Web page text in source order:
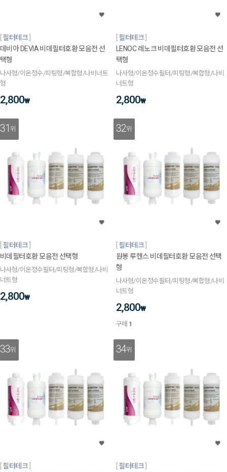
필터테크
데비아 DEVIA 비데필터호환 모음전 선
택형
나사형/이온정수/피팅형/복합형/나비너트
형
2,800₩
필터테크
LENOC 레노크 비데필터호환 모음전 선
택형
나사형/이온정수필터/피팅형/복합형/나비
너트형
2,800₩
31위
필터테크
비데필터호환 모음전 선택형
나사형/이온정수필터/피팅형/복합형/나비
너트형
2,800₩
32위
필터테크
원봉 루헨스 비데필터호환 모음전 선택
형
나사형/이온정수필터/피팅형/복합형/나비
너트형
2,800₩
구매 1
33위
필터테크
34위
필터테크